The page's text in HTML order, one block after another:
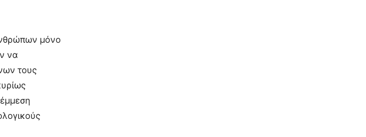
μόνο
να
τους